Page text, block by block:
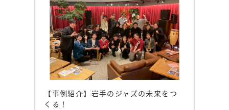
【事例紹介】岩手のジャズの未来をつ
くる！